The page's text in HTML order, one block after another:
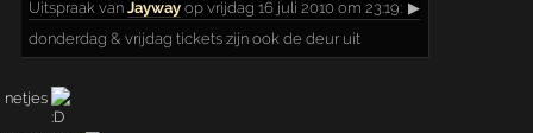
Uitspraak vanJayway op vrijdag 16 juli 2010 om 23:19: ▶
donderdag & vrijdag tickets zijn ook de deur uit
netjes